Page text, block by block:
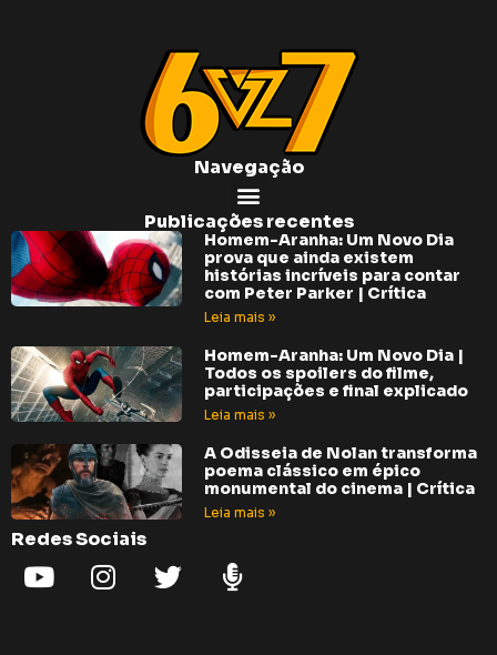
Navegação
Publicações recentes
Homem-Aranha: Um Novo Dia
prova que ainda existem
histórias incríveis para contar
com Peter Parker | Crítica
Leia mais »
Homem-Aranha: Um Novo Dia |
Todos os spoilers do filme,
participações e final explicado
Leia mais »
A Odisseia de Nolan transforma
poema clássico em épico
monumental do cinema | Crítica
Leia mais »
Redes Sociais